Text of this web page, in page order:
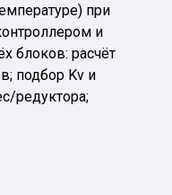
при
и
блоков: расчёт
подбор Kv и
редуктора;